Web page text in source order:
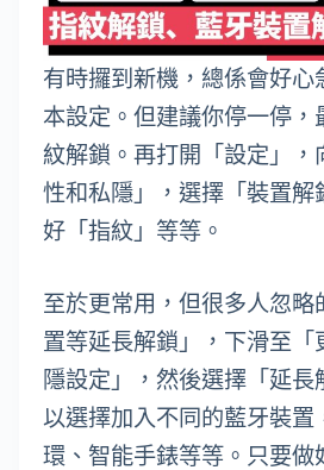
有時攞到新機，總係會好心
本設定。但建議你停一停，
紋解鎖。再打開「設定」，
性和私隱」，選擇「裝置解
好「指紋」等等。
至於更常用，但很多人忽略
置等延長解鎖」，下滑至「
隱設定」，然後選擇「延長
以選擇加入不同的藍牙裝置
環、智能手錶等等。只要做